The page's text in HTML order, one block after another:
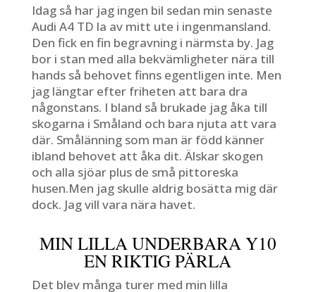
Idag så har jag ingen bil sedan min senaste
Audi A4 TD la av mitt ute i ingenmansland.
Den fick en fin begravning i närmsta by. Jag
bor i stan med alla bekvämligheter nära till
hands så behovet finns egentligen inte. Men
jag längtar efter friheten att bara dra
någonstans. I bland så brukade jag åka till
skogarna i Småland och bara njuta att vara
där. Smålänning som man är född känner
ibland behovet att åka dit. Älskar skogen
och alla sjöar plus de små pittoreska
husen.Men jag skulle aldrig bosätta mig där
dock. Jag vill vara nära havet.
MIN LILLA UNDERBARA Y10
EN RIKTIG PÄRLA
Det blev många turer med min lilla